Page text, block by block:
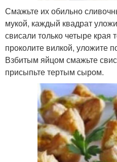
Смажьте их обильно
мукой, каждый квадрат
свисали только четыре края
проколите вилкой, уложите
Взбитым яйцом смажьте
присыпьте тертым сыром.